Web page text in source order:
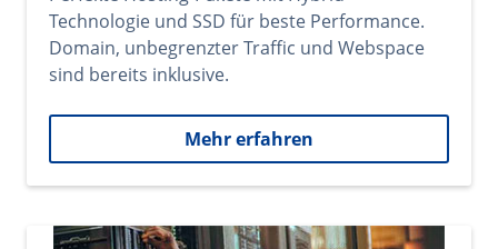
Technologie und SSD für beste Performance.
Domain, unbegrenzter Traffic und Webspace
sind bereits inklusive.
Mehr erfahren